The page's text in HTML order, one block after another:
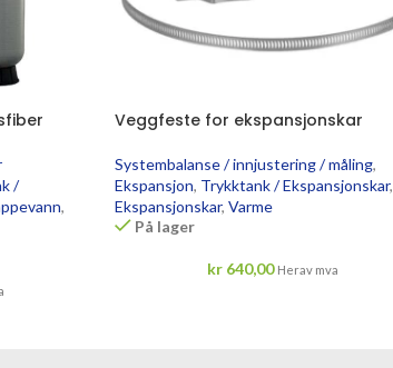
/
,
Veggfeste for ekspansjonskar
Systembalanse / innjustering / måling,
Ekspansjon, Trykktank / Ekspansjonskar,
Ekspansjonskar, Varme
På lager
kr 640,00 Herav mva